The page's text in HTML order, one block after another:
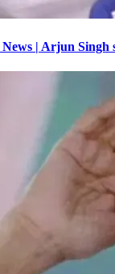
News | Arjun